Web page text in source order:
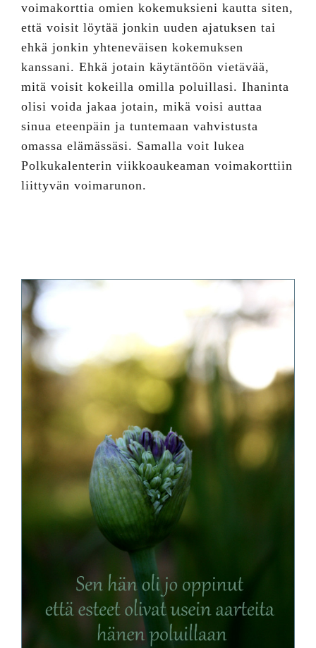
voimakorttia omien kokemuksieni kautta siten,
että voisit löytää jonkin uuden ajatuksen tai
ehkä jonkin yhteneväisen kokemuksen
kanssani. Ehkä jotain käytäntöön vietävää,
mitä voisit kokeilla omilla poluillasi. Ihaninta
olisi voida jakaa jotain, mikä voisi auttaa
sinua eteenpäin ja tuntemaan vahvistusta
omassa elämässäsi. Samalla voit lukea
Polkukalenterin viikkoaukeaman voimakorttiin
liittyvän voimarunon.